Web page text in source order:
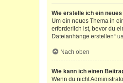
Wie erstelle ich ein
Um ein neues Thema in
erforderlich ist, bevor du
Dateianhänge erstellen“
Nach oben
Wie kann ich einen
Wenn du nicht